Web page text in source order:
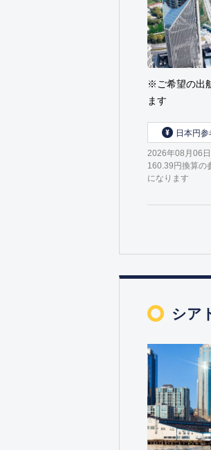
※ご希望の出
ます
日本円
2026年08月06
160.39円換算の
になります
シア